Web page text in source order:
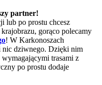
partner!
lub po prostu chcesz
gorąco polecamy
! W Karkonoszach
dziwnego. Dzięki nim
trasami z
po prostu dodaje